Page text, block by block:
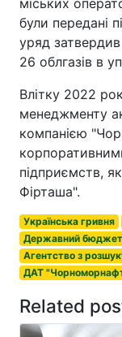
міських
були передані
уряд
26 облгазів в
Влітку 2022
менеджменту
компанією
підприємств,
Фірташа".
Українська гривня
Державний бюджет
Агентство з
ДАТ
Related